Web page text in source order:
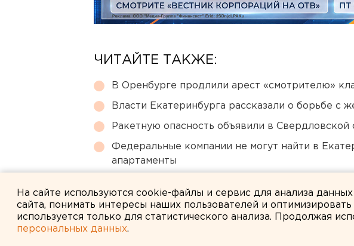
ЧИТАЙТЕ ТАКЖЕ:
В Оренбурге продлили арест «смотрителю»
Власти Екатеринбурга рассказали о борьбе с
Ракетную опасность объявили в Свердловской
Федеральные компании не могут найти в
апартаменты
На сайте используются cookie-файлы и сервис для анализа
сайта, понимать интересы наших пользователей и
используется только для статистического анализа. Продолжая
персональных данных.